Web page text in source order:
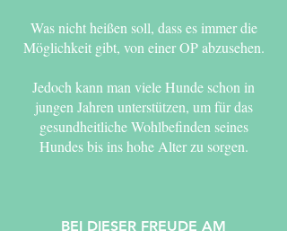
Was nicht heißen soll, dass es immer die
Möglichkeit gibt, von einer OP abzusehen.
Jedoch kann man viele Hunde schon in
jungen Jahren unterstützen, um für das
gesundheitliche Wohlbefinden seines
Hundes bis ins hohe Alter zu sorgen.
BEI DIESER FREUDE AM